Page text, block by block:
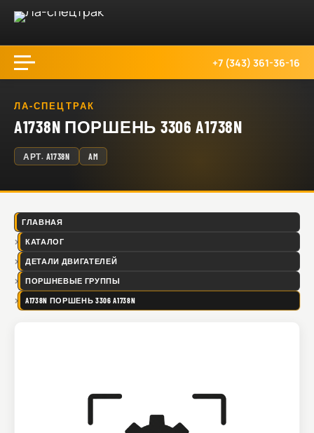
+7 (343) 361-36-16
ЛА-СПЕЦТРАК
A1738N ПОРШЕНЬ 3306 A1738N
АРТ. A1738N AM
ГЛАВНАЯ
КАТАЛОГ
ДЕТАЛИ ДВИГАТЕЛЕЙ
ПОРШНЕВЫЕ ГРУППЫ
A1738N ПОРШЕНЬ 3306 A1738N